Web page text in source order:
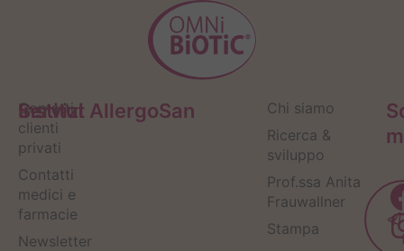
Servizi
Contatti
clienti
privati
Contatti
medici e
farmacie
Newsletter
Institut AllergoSan
Chi siamo
Ricerca &
sviluppo
Prof.ssa Anita
Frauwallner
Stampa